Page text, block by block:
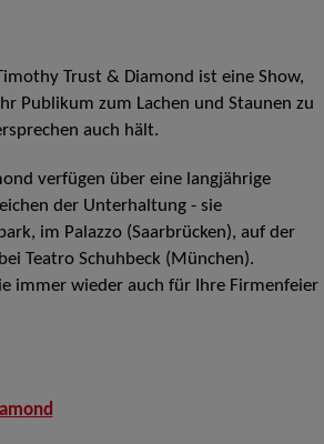
Trust & Diamond ist eine Show,
Publikum zum Lachen und Staunen zu
auch hält.
verfügen über eine langjährige
der Unterhaltung - sie
im Palazzo (Saarbrücken), auf der
Teatro Schuhbeck (München).
immer wieder auch für Ihre Firmenfeier